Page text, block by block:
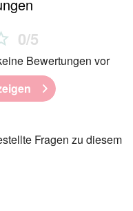
0/5
Bewertungen vor
Fragen zu diesem